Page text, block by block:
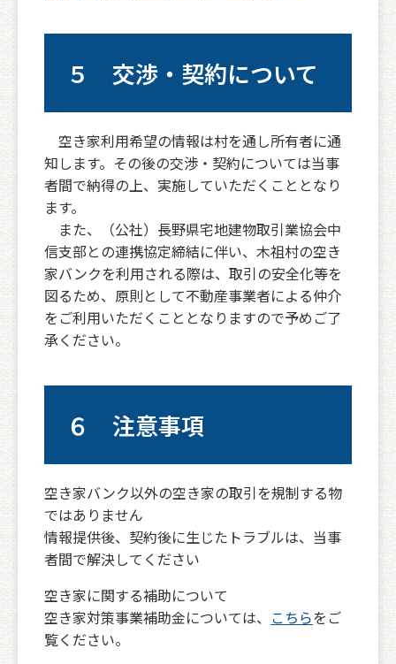
５ 交渉・契約について
空き家利用希望の情報は村を通し所有者に通
知します。その後の交渉・契約については当事
者間で納得の上、実施していただくこととなり
ます。
また、（公社）長野県宅地建物取引業協会中
信支部との連携協定締結に伴い、木祖村の空き
家バンクを利用される際は、取引の安全化等を
図るため、原則として不動産事業者による仲介
をご利用いただくこととなりますので予めご了
承ください。
６ 注意事項
空き家バンク以外の空き家の取引を規制する物
ではありません
情報提供後、契約後に生じたトラブルは、当事
者間で解決してください
空き家に関する補助について
空き家対策事業補助金については、 こちらをご
覧ください。